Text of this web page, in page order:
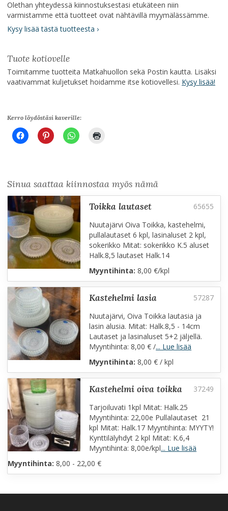
Olethan yhteydessä kiinnostuksestasi etukäteen niin
varmistamme että tuotteet ovat nähtävillä myymälässämme.
Kysy lisää tästä tuotteesta ›
Tuote kotiovelle
Toimitamme tuotteita Matkahuollon sekä Postin kautta. Lisäksi
vaativammat kuljetukset hoidamme itse kotiovellesi. Kysy lisää!
Kerro löydöstäsi kaverille:
Sinua saattaa kiinnostaa myös nämä
toikka lautaset
Nuutajärvi Oiva Toikka, kastehelmi,
pullalautaset 6 kpl, lasinaluset 2 kpl,
sokerikko Mitat: sokerikko K.5 aluset
Halk.8,5 lautaset Halk.14
Myyntihinta: 8,00 €/kpl
kastehelmi lasia
Nuutajärvi, Oiva Toikka lautasia ja
lasin alusia. Mitat: Halk.8,5 - 14cm
Lautaset ja lasinaluset 5+2 jäljellä.
Myyntihinta: 8,00 € /... Lue lisää
Myyntihinta: 8,00 € / kpl
kastehelmi oiva toikka
Tarjoiluvati 1kpl Mitat: Halk.25
Myyntihinta: 22,00e Pullalautaset 21
kpl Mitat: Halk.17 Myyntihinta: MYYTY!
Kynttilälyhdyt 2 kpl Mitat: K.6,4
Myyntihinta: 8,00e/kpl... Lue lisää
Myyntihinta: 8,00 - 22,00 €